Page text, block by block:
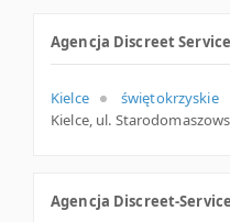
Agencja Discreet
Kielce
świętokrzyskie
Agencja Discreet-